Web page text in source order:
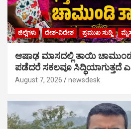
ಜಿಲ್ಲೆಗಳು ದೇಶ-ವಿದೇಶ ಪ್ರಮುಖ ಸುದ್ದಿ
ಆಷಾಢ ಮಾಸದಲ್ಲಿ ತಾಯಿ
ಪಡೆದರೆ ಸಕಲವೂ ಸಿದ್ಧಿಯಾಗುತ್ತದೆ
August 7, 2026 newsdesk